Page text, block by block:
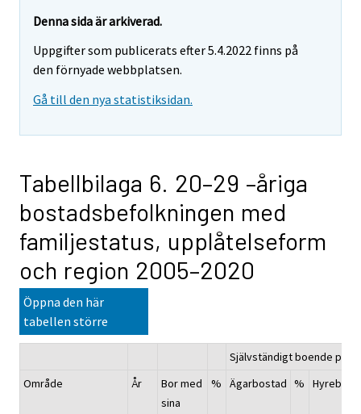
Denna sida är arkiverad.
Uppgifter som publicerats efter 5.4.2022 finns på
den förnyade webbplatsen.
Gå till den nya statistiksidan.
Tabellbilaga 6. 20–29 –åriga
bostadsbefolkningen med
familjestatus, upplåtelseform
och region 2005–2020
Öppna den här
tabellen större
Självständigt boende
Område
År
Bor med
sina
% Ägarbostad %